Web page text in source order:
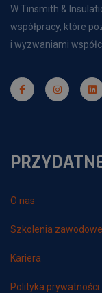
W Tinsmith &
współpracy, które
i wyzwaniami
O nas
Szkolenia zawodowe
Kariera
Polityka prywatności